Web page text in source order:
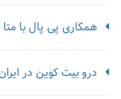
همکاری پی پال با متا
درو بیت کوین در